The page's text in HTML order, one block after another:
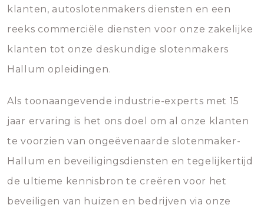
klanten, autoslotenmakers diensten en een
reeks commerciële diensten voor onze zakelijke
klanten tot onze deskundige slotenmakers
Hallum opleidingen.
Als toonaangevende industrie-experts met 15
jaar ervaring is het ons doel om al onze klanten
te voorzien van ongeëvenaarde slotenmaker-
Hallum en beveiligingsdiensten en tegelijkertijd
de ultieme kennisbron te creëren voor het
beveiligen van huizen en bedrijven via onze